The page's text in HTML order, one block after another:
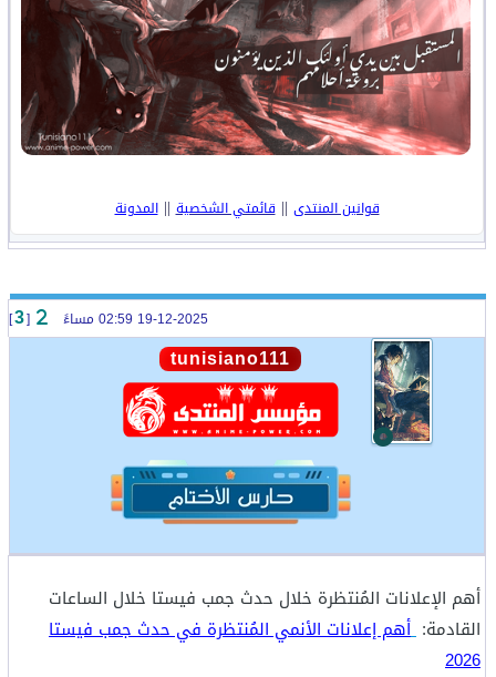
قوانين المنتدى ||قائمتي الشخصية||المدونة
[
3
]
tunisiano111
أهم الإعلانات المُنتظرة خلال حدث جمب فيستا خلال الساعات
القادمة: أهم إعلانات الأنمي المُنتظرة في حدث جمب فيستا
2026